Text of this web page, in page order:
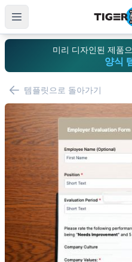
미리 디자인된 제품
양식
템플릿으로 돌아가기